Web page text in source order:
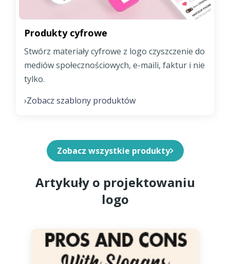
Produkty cyfrowe
Stwórz materiały cyfrowe z logo czyszczenie do
mediów społecznościowych, e-maili, faktur i nie
tylko.
›Zobacz szablony produktów
Zobacz wszystkie produkty
Artykuły o projektowaniu
logo